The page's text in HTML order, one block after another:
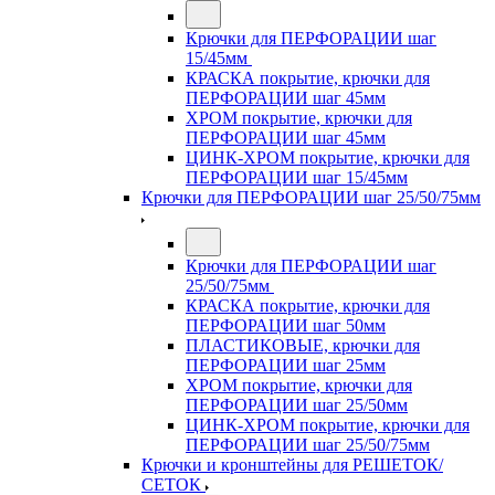
Крючки для ПЕРФОРАЦИИ шаг
15/45мм
КРАСКА покрытие, крючки для
ПЕРФОРАЦИИ шаг 45мм
ХРОМ покрытие, крючки для
ПЕРФОРАЦИИ шаг 45мм
ЦИНК-ХРОМ покрытие, крючки для
ПЕРФОРАЦИИ шаг 15/45мм
Крючки для ПЕРФОРАЦИИ шаг 25/50/75мм
Крючки для ПЕРФОРАЦИИ шаг
25/50/75мм
КРАСКА покрытие, крючки для
ПЕРФОРАЦИИ шаг 50мм
ПЛАСТИКОВЫЕ, крючки для
ПЕРФОРАЦИИ шаг 25мм
ХРОМ покрытие, крючки для
ПЕРФОРАЦИИ шаг 25/50мм
ЦИНК-ХРОМ покрытие, крючки для
ПЕРФОРАЦИИ шаг 25/50/75мм
Крючки и кронштейны для РЕШЕТОК/
СЕТОК